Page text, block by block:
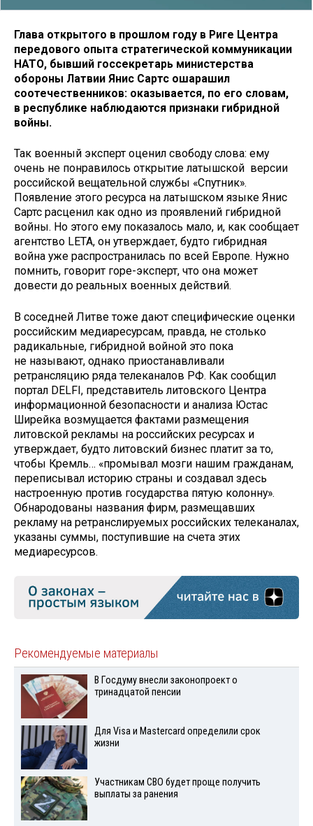
Глава открытого в прошлом году в Риге Центра
передового опыта стратегической коммуникации
НАТО, бывший госсекретарь министерства
обороны Латвии Янис Сартс ошарашил
соотечественников: оказывается, по его словам,
в республике наблюдаются признаки гибридной
войны.
Так военный эксперт оценил свободу слова: ему
очень не понравилось открытие латышской версии
российской вещательной службы «Спутник».
Появление этого ресурса на латышском языке Янис
Сартс расценил как одно из проявлений гибридной
войны. Но этого ему показалось мало, и, как сообщает
агентство LETA, он утверждает, будто гибридная
война уже распространилась по всей Европе. Нужно
помнить, говорит горе-эксперт, что она может
довести до реальных военных действий.
В соседней Литве тоже дают специфические оценки
российским медиаресурсам, правда, не столько
радикальные, гибридной войной это пока
не называют, однако приостанавливали
ретрансляцию ряда телеканалов РФ. Как сообщил
портал DELFI, представитель литовского Центра
информационной безопасности и анализа Юстас
Ширейка возмущается фактами размещения
литовской рекламы на российских ресурсах и
утверждает, будто литовский бизнес платит за то,
чтобы Кремль… «промывал мозги нашим гражданам,
переписывал историю страны и создавал здесь
настроенную против государства пятую колонну».
Обнародованы названия фирм, размещавших
рекламу на ретранслируемых российских телеканалах,
указаны суммы, поступившие на счета этих
медиаресурсов.
Рекомендуемые материалы
В Госдуму внесли законопроект о
тринадцатой пенсии
Для Visа и Mastercard определили срок
жизни
Участникам СВО будет проще получить
выплаты за ранения